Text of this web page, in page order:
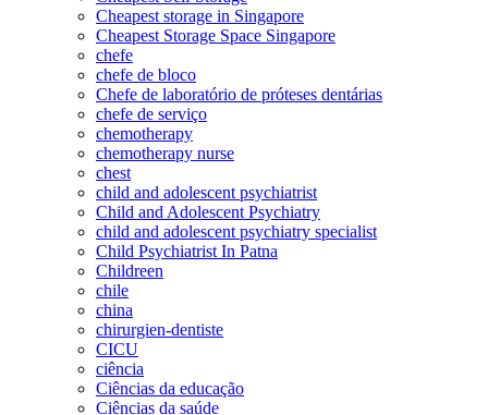
Cheapest storage in Singapore
Cheapest Storage Space Singapore
chefe
chefe de bloco
Chefe de laboratório de próteses dentárias
chefe de serviço
chemotherapy
chemotherapy nurse
chest
child and adolescent psychiatrist
Child and Adolescent Psychiatry
child and adolescent psychiatry specialist
Child Psychiatrist In Patna
Childreen
chile
china
chirurgien-dentiste
CICU
ciência
Ciências da educação
Ciências da saúde